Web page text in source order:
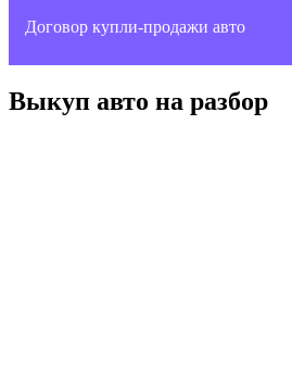
Договор купли-продажи авто
Выкуп авто на разбор